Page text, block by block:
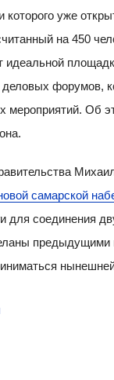
которого уже
на 450
идеальной
форумов,
мероприятий. Об
самарской
для соединения
предыдущими